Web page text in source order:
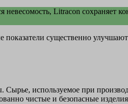
Litracon сохраняет
показатели существенно
используемое при
чистые и безопасные